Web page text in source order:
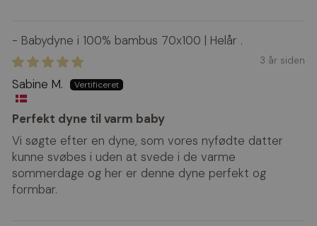
Babydyne i 100% bambus 70x100 | Helår
3 år siden
Sabine M.
Perfekt dyne til varm baby
Vi søgte efter en dyne, som vores nyfødte datter
kunne svøbes i uden at svede i de varme
sommerdage og her er denne dyne perfekt og
formbar.